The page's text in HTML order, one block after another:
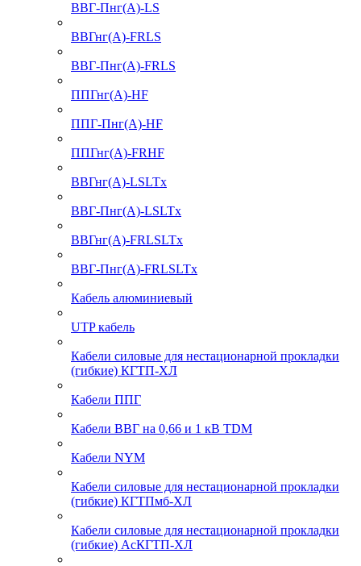
ВВГ-Пнг(А)-LS
ВВГнг(А)-FRLS
ВВГ-Пнг(А)-FRLS
ППГнг(А)-HF
ППГ-Пнг(А)-HF
ППГнг(А)-FRHF
ВВГнг(А)-LSLTx
ВВГ-Пнг(А)-LSLTx
ВВГнг(А)-FRLSLTx
ВВГ-Пнг(А)-FRLSLTx
Кабель алюминиевый
UTP кабель
Кабели силовые для нестационарной прокладки
(гибкие) КГТП-ХЛ
Кабели ППГ
Кабели ВВГ на 0,66 и 1 кВ TDM
Кабели NYM
Кабели силовые для нестационарной прокладки
(гибкие) КГТПмб-ХЛ
Кабели силовые для нестационарной прокладки
(гибкие) АсКГТП-ХЛ